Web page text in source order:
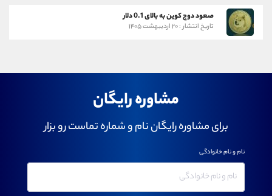
صعود دوج کوین به بالای 0.1 دلار
تاریخ انتشار : ۲۰ اردیبهشت ۱۴۰۵
مشاوره رایگان
برای مشاوره رایگان نام و شماره تماست رو بزار
نام و نام خانوادگی